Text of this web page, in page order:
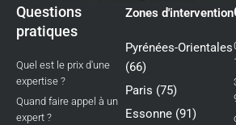
Questions
pratiques
Quel est le prix d'une
expertise ?
Quand faire appel à un
expert ?
Zones d'intervention
Pyrénées-Orientales
(66)
Paris (75)
Essonne (91)